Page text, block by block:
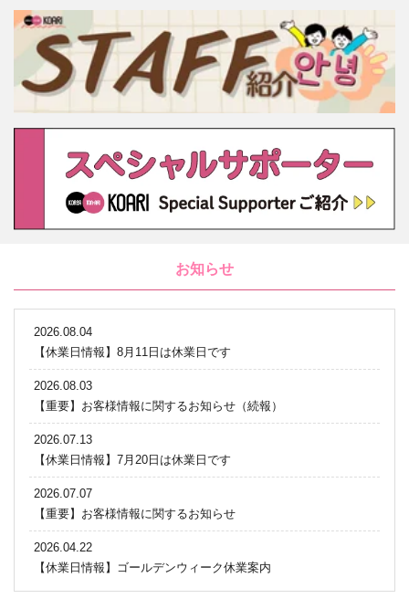
お知らせ
2026.08.04
【休業日情報】8月11日は休業日です
2026.08.03
【重要】お客様情報に関するお知らせ（続報）
2026.07.13
【休業日情報】7月20日は休業日です
2026.07.07
【重要】お客様情報に関するお知らせ
2026.04.22
【休業日情報】ゴールデンウィーク休業案内